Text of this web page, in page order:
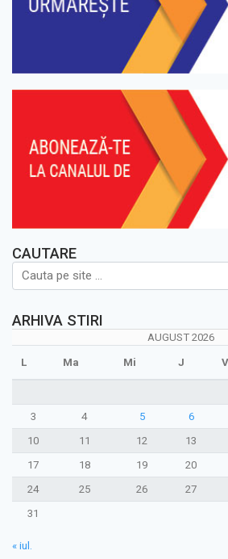
CAUTARE
ARHIVA STIRI
AUGUST 2026
L Ma Mi J V
3
4 5 6
10
11 12 13
17
18 19 20
24
25 26 27
31
« iul.